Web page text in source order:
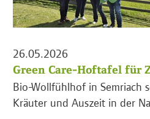
26.05.2026
Green Care-Hoftafel für
Bio-Wollfühlhof in Semriach
Kräuter und Auszeit in der